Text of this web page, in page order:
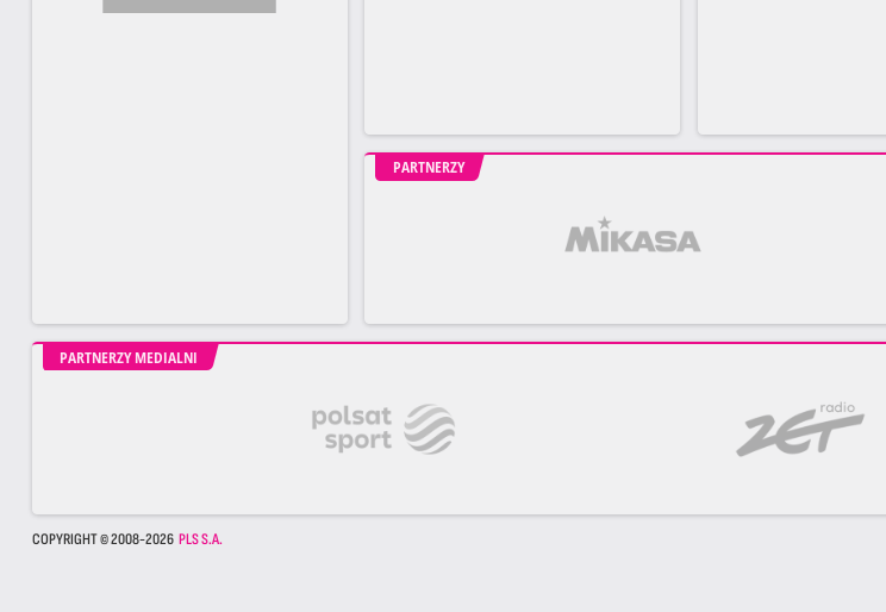
PARTNERZY
PARTNERZY MEDIALNI
COPYRIGHT © 2008-2026 PLS S.A.